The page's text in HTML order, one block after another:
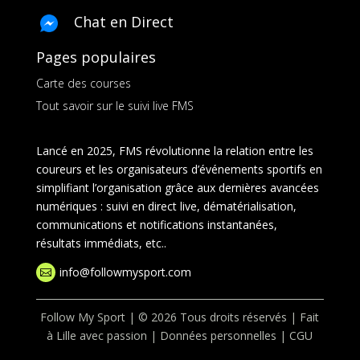
Chat en Direct
Pages populaires
Carte des courses
Tout savoir sur le suivi live FMS
Lancé en 2025, FMS révolutionne la relation entre les
coureurs et les organisateurs d’événements sportifs en
simplifiant l’organisation grâce aux dernières avancées
numériques : suivi en direct live, dématérialisation,
communications et notifications instantanées,
résultats immédiats, etc..
 info@followmysport.com
Follow My Sport | © 2026 Tous droits réservés | Fait
à Lille avec passion | Données personnelles |CGU